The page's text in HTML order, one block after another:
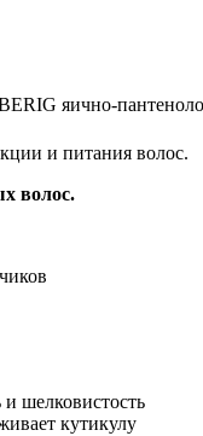
яично-
и питания волос.
волос.
и шелковистость
кутикулу